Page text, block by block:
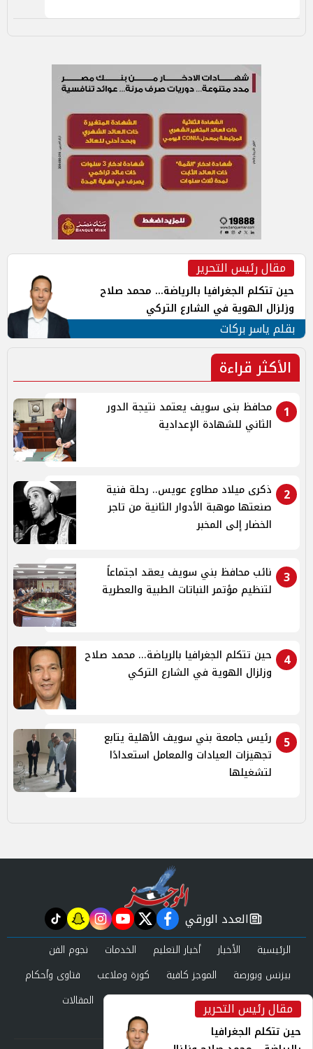
مقال رئيس التحرير
حين تتكلم الجغرافيا بالرياضة... محمد صلاح
وزلزال الهوية في الشارع التركي
بقلم ياسر بركات
الأكثر قراءة
1
محافظ بنى سويف يعتمد نتيجة الدور
الثاني للشهادة الإعدادية
2
ذكرى ميلاد مطاوع عويس.. رحلة فنية
صنعتها موهبة الأدوار الثانية من تاجر
الخضار إلى المخبر
3
نائب محافظ بني سويف يعقد اجتماعاً
لتنظيم مؤتمر النباتات الطبية والعطرية
4
حين تتكلم الجغرافيا بالرياضة... محمد صلاح
وزلزال الهوية في الشارع التركي
5
رئيس جامعة بني سويف الأهلية يتابع
تجهيزات العيادات والمعامل استعدادًا
لتشغيلها
مقال رئيس التحرير
حين تتكلم الجغرافيا
newspaper
العدد الورقي facebook
twitter
youtube
instagram
snapchat
tiktok
الرئيسية الأخبار أخبار التعليم الخدمات
نجوم الفن
بيزنس وبورصة
الموجز كافية كورة وملاعب
فتاوى وأحكام
صحة وجمال
عرب وعالم حوادث ومحاكم
المقالات
العدد الورقي